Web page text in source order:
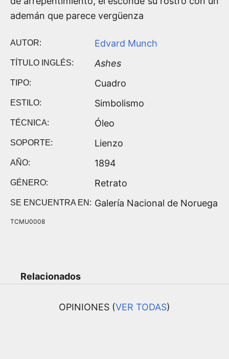
ademán que parece vergüenza
AUTOR: Edvard Munch
TÍTULO INGLÉS: Ashes
TIPO: Cuadro
ESTILO: Simbolismo
TÉCNICA: Óleo
SOPORTE: Lienzo
AÑO: 1894
GÉNERO: Retrato
SE ENCUENTRA EN: Galería Nacional de Noruega
TCMU0008
Relacionados
OPINIONES (VER TODAS)